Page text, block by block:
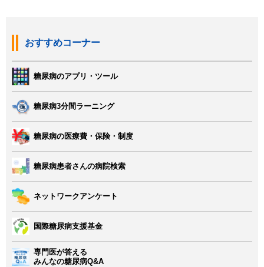
おすすめコーナー
糖尿病のアプリ・ツール
糖尿病3分間ラーニング
糖尿病の医療費・保険・制度
糖尿病患者さんの病院検索
ネットワークアンケート
国際糖尿病支援基金
専門医が答える
みんなの糖尿病Q&A